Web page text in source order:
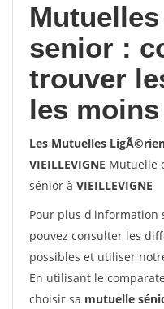
senior :
trouver
les
Les Mutuelles
VIEILLEVIGNE Mutuelle
sénior à VIEILLEVIGNE
Pour plus d'information
pouvez consulter les
possibles et utiliser
En utilisant le
choisir sa mutuelle